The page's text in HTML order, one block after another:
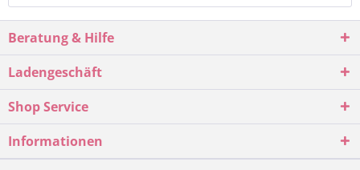
Beratung & Hilfe
Ladengeschäft
Shop Service
Informationen